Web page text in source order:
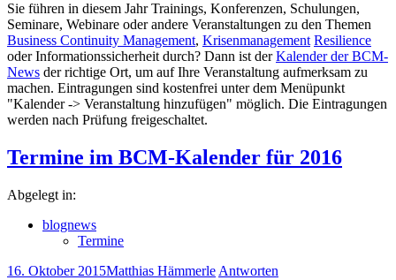
Sie führen in diesem Jahr Trainings, Konferenzen, Schulungen,
Seminare, Webinare oder andere Veranstaltungen zu den Themen
Business Continuity Management, Krisenmanagement Resilience
oder Informationssicherheit durch? Dann ist derKalender der BCM-
News der richtige Ort, um auf Ihre Veranstaltung aufmerksam zu
machen. Eintragungen sind kostenfrei unter dem Menüpunkt
"Kalender -> Veranstaltung hinzufügen" möglich. Die Eintragungen
werden nach Prüfung freigeschaltet.
Termine im BCM-Kalender für 2016
Abgelegt in:
blognews
Termine
16. Oktober 2015Matthias Hämmerle Antworten